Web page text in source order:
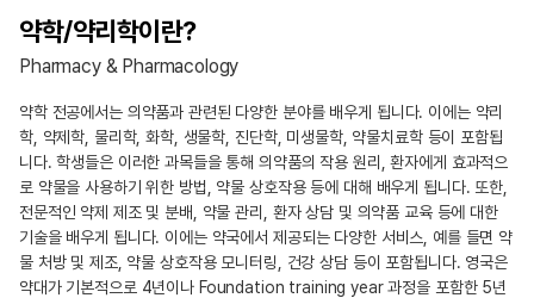
약학/약리학이란?
Pharmacy & Pharmacology
약학 전공에서는 의약품과 관련된 다양한 분야를 배우게 됩니다. 이에는 약리
학, 약제학, 물리학, 화학, 생물학, 진단학, 미생물학, 약물치료학 등이 포함됩
니다. 학생들은 이러한 과목들을 통해 의약품의 작용 원리, 환자에게 효과적으
로 약물을 사용하기 위한 방법, 약물 상호작용 등에 대해 배우게 됩니다. 또한,
전문적인 약제 제조 및 분배, 약물 관리, 환자 상담 및 의약품 교육 등에 대한
기술을 배우게 됩니다. 이에는 약국에서 제공되는 다양한 서비스, 예를 들면 약
물 처방 및 제조, 약물 상호작용 모니터링, 건강 상담 등이 포함됩니다. 영국은
약대가 기본적으로 4년이나 Foundation training year 과정을 포함한 5년